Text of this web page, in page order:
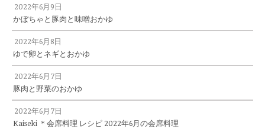
2022年6月9日
かぼちゃと豚肉と味噌おかゆ
2022年6月8日
ゆで卵とネギとおかゆ
2022年6月7日
豚肉と野菜のおかゆ
2022年6月7日
Kaiseki ＊会席料理 レシピ 2022年6月の会席料理